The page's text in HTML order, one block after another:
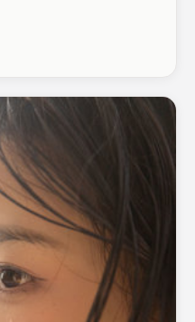
，角色动机前后呼应，适
紧凑、反转有度，值得列